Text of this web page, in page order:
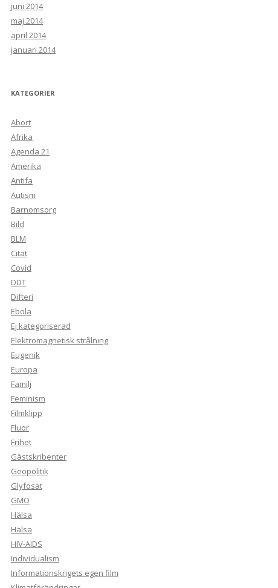
juni 2014
maj 2014
april 2014
januari 2014
KATEGORIER
Abort
Afrika
Agenda 21
Amerika
Antifa
Autism
Barnomsorg
Bild
BLM
Citat
Covid
DDT
Difteri
Ebola
Ej kategoriserad
Elektromagnetisk strålning
Eugenik
Europa
Familj
Feminism
Filmklipp
Fluor
Frihet
Gästskribenter
Geopolitik
Glyfosat
GMO
Hälsa
Hälsa
HIV-AIDS
Individualism
Informationskrigets egen film